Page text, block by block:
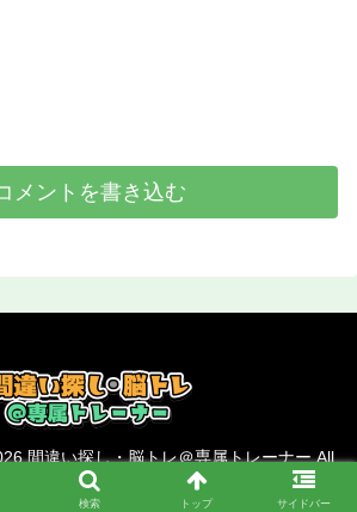
メントを書き込む
間違い探し・脳トレ＠専属トレーナー All
Rights Reserved.
検索 トップ サイドバー